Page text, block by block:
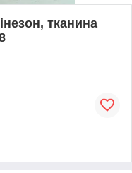
тканина